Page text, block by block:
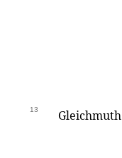
13 Gleichmuth